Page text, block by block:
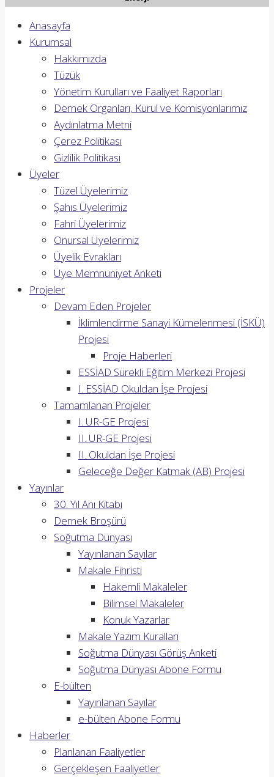
Anasayfa
Kurumsal
Hakkımızda
Tüzük
Yönetim Kurulları ve Faaliyet Raporları
Dernek Organları, Kurul ve Komisyonlarımız
Aydınlatma Metni
Çerez Politikası
Gizlilik Politikası
Üyeler
Tüzel Üyelerimiz
Şahıs Üyelerimiz
Fahri Üyelerimiz
Onursal Üyelerimiz
Üyelik Evrakları
Üye Memnuniyet Anketi
Projeler
Devam Eden Projeler
İklimlendirme Sanayi Kümelenmesi (İSKÜ)
Projesi
Proje Haberleri
ESSİAD Sürekli Eğitim Merkezi Projesi
I. ESSİAD Okuldan İşe Projesi
Tamamlanan Projeler
I. UR-GE Projesi
II. UR-GE Projesi
II. Okuldan İşe Projesi
Geleceğe Değer Katmak (AB) Projesi
Yayınlar
30. Yıl Anı Kitabı
Dernek Broşürü
Soğutma Dünyası
Yayınlanan Sayılar
Makale Fihristi
Hakemli Makaleler
Bilimsel Makaleler
Konuk Yazarlar
Makale Yazım Kuralları
Soğutma Dünyası Görüş Anketi
Soğutma Dünyası Abone Formu
E-bülten
Yayınlanan Sayılar
e-bülten Abone Formu
Haberler
Planlanan Faaliyetler
Gerçekleşen Faaliyetler